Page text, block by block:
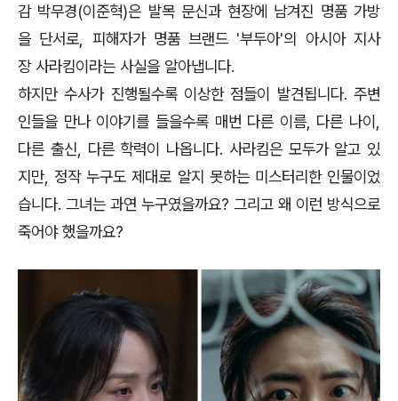
감 박무경(이준혁)은 발목 문신과 현장에 남겨진 명품 가방
을 단서로, 피해자가 명품 브랜드 '부두아'의 아시아 지사
장 사라킴이라는 사실을 알아냅니다.
하지만 수사가 진행될수록 이상한 점들이 발견됩니다. 주변
인들을 만나 이야기를 들을수록 매번 다른 이름, 다른 나이,
다른 출신, 다른 학력이 나옵니다. 사라킴은 모두가 알고 있
지만, 정작 누구도 제대로 알지 못하는 미스터리한 인물이었
습니다. 그녀는 과연 누구였을까요? 그리고 왜 이런 방식으로
죽어야 했을까요?